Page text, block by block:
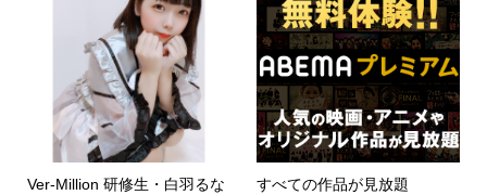
Ver-Million 研修生・白羽るな
すべての作品が見放題